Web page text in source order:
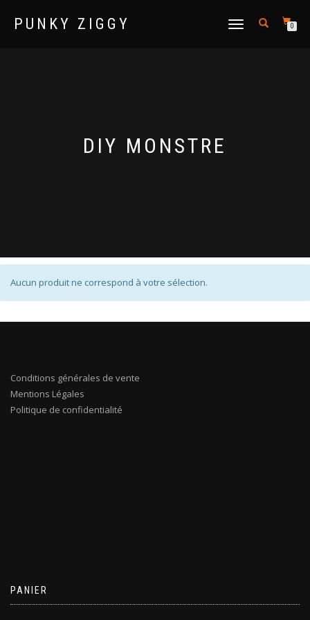
PUNKY ZIGGY DÉPLIER LA NAVIGATION
0
DIY MONSTRE
Aucun produit ne correspond à votre sélection.
Conditions générales de vente
Mentions Légales
Politique de confidentialité
PANIER